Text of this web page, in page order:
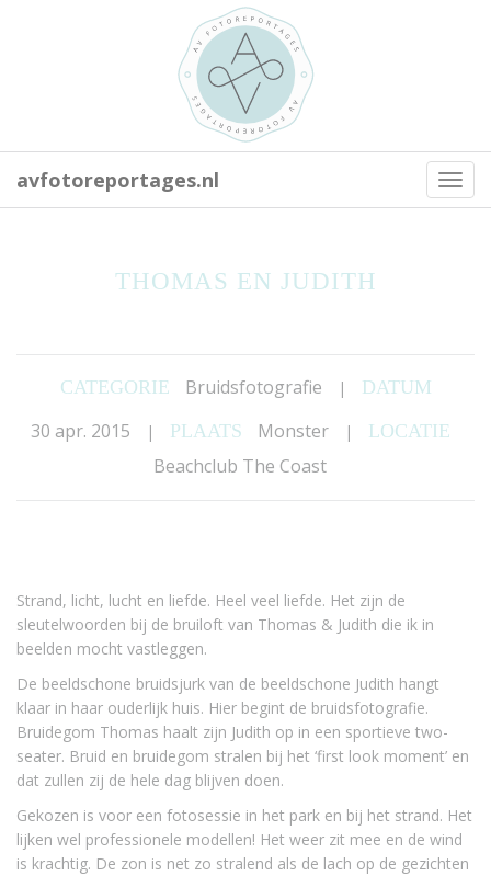
avfotoreportages.nl
THOMAS EN JUDITH
CATEGORIE Bruidsfotografie | DATUM
30 apr. 2015 | PLAATS Monster | LOCATIE
Beachclub The Coast
Strand, licht, lucht en liefde. Heel veel liefde. Het zijn de
sleutelwoorden bij de bruiloft van Thomas & Judith die ik in
beelden mocht vastleggen.
De beeldschone bruidsjurk van de beeldschone Judith hangt
klaar in haar ouderlijk huis. Hier begint de bruidsfotografie.
Bruidegom Thomas haalt zijn Judith op in een sportieve two-
seater. Bruid en bruidegom stralen bij het ‘first look moment’ en
dat zullen zij de hele dag blijven doen.
Gekozen is voor een fotosessie in het park en bij het strand. Het
lijken wel professionele modellen! Het weer zit mee en de wind
is krachtig. De zon is net zo stralend als de lach op de gezichten